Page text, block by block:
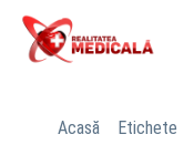
Acasă Etichete